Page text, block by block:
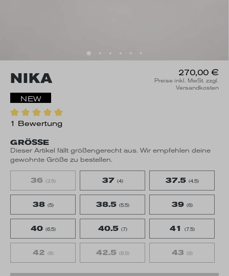
NIKA
NEW
270,00 €
Preise inkl. MwSt. zzgl.
Versandkosten
1 Bewertung
GRÖSSE
Dieser Artikel fällt größengerecht aus. Wir empfehlen deine
gewohnte Größe zu bestellen.
36 (3.5) 37 (4) 37.5 (4.5)
38 (5) 38.5 (5.5) 39 (6)
40 (6.5) 40.5 (7) 41 (7.5)
42 (8) 42.5 (8.5) 43 (9)